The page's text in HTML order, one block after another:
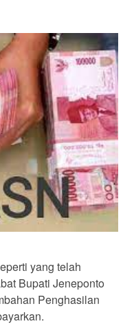
yang telah
Bupati Jeneponto
Penghasilan